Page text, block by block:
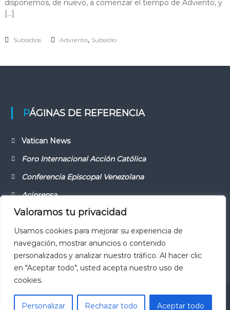
Valoramos tu privacidad
Usamos cookies para mejorar su experiencia de
navegación, mostrar anuncios o contenido
personalizados y analizar nuestro tráfico. Al hacer clic
en "Aceptar todo", usted acepta nuestro uso de
cookies.
Personalizar Rechazar todo Aceptar todo
disponemos, de nuevo, a comenzar el tiempo de Adviento, y
[…]
Subsidios Adviento, Subsidio
PÁGINAS DE REFERENCIA
Vatican News
Foro Internacional Acción Católica
Conferencia Episcopal Venezolana
Aciprensa